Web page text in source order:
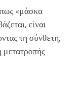
«μάσκα
είναι
τη σύνθετη,
μετατροπής